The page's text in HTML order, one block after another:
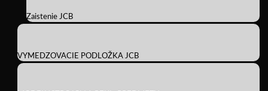
Zaistenie JCB
VYMEDZOVACIE PODLOŽKA JCB